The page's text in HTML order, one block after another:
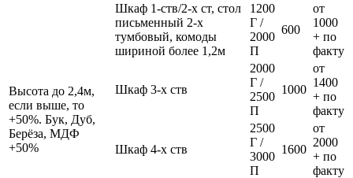
Высота до 2,4м,
если выше, то
+50%. Бук, Дуб,
Берёза, МДФ
+50%
Шкаф 1-ств/2-х ст, стол
письменный 2-х
тумбовый, комоды
шириной более 1,2м
1200
Г /
2000
П
600
от
1000
+ по
факту
Шкаф 3-х ств
2000
Г /
2500
П
1000
от
1400
+ по
факту
Шкаф 4-х ств
2500
Г /
3000
П
1600
от
2000
+ по
факту